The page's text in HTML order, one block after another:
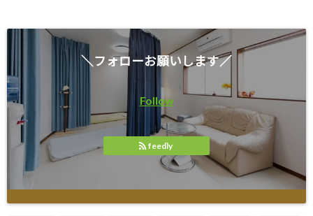
＼フォローお願いします／
Follow
feedly